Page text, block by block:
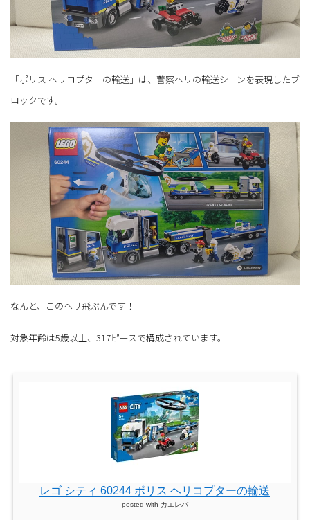
「ポリス ヘリコプターの輸送」は、警察ヘリの輸送シーンを表現したブ
ロックです。
なんと、このヘリ飛ぶんです！
対象年齢は5歳以上、317ピースで構成されています。
レゴ シティ 60244 ポリス ヘリコプターの輸送
posted with カエレバ